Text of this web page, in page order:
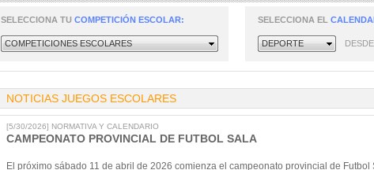
SELECCIONA TU COMPETICIÓN ESCOLAR:
COMPETICIONES ESCOLARES
SELECCIONA EL
DEPORTE DESDE
NOTICIAS JUEGOS ESCOLARES
[5/30/2026] NORMATIVA Y CALENDARIO
CAMPEONATO PROVINCIAL DE FUTBOL SALA
El próximo sábado 11 de abril de 2026 comienza el campeonato provincial de Futbol